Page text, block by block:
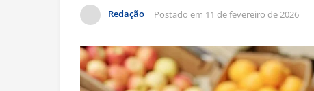
Redação Postado em 11 de fevereiro de 2026